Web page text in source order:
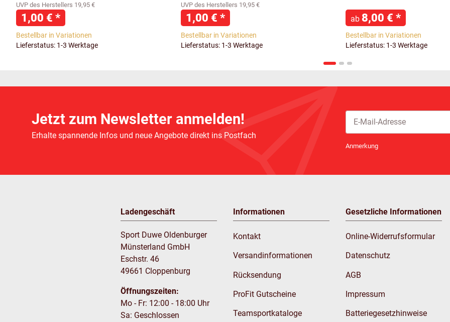
UVP des Herstellers 19,95 €
1,00 € *
Bestellbar in Variationen
Lieferstatus: 1-3 Werktage
UVP des Herstellers 19,95 €
1,00 € *
Bestellbar in Variationen
Lieferstatus: 1-3 Werktage
ab 8,00 € *
Bestellbar in Variationen
Lieferstatus: 1-3 Werktage
Jetzt zum Newsletter anmelden!
Erhalte spannende Infos und neue Angebote direkt ins Postfach
Anmerkung
Ladengeschäft
Sport Duwe Oldenburger
Münsterland GmbH
Eschstr. 46
49661 Cloppenburg
Öffnungszeiten:
Mo - Fr: 12:00 - 18:00 Uhr
Sa: Geschlossen
Informationen
Kontakt
Versandinformationen
Rücksendung
ProFit Gutscheine
Teamsportkataloge
Gesetzliche Informationen
Online-Widerrufsformular
Datenschutz
AGB
Impressum
Batteriegesetzhinweise